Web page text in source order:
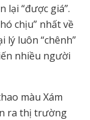
lại “được giá”.
chịu” nhất về
lý luôn “chênh”
nhiều người
màu Xám
ra thị trường